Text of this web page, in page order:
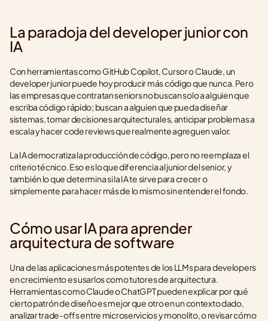
La paradoja del developer junior con
IA
Con herramientas como GitHub Copilot, Cursor o Claude, un
developer junior puede hoy producir más código que nunca. Pero
las empresas que contratan seniors no buscan solo a alguien que
escriba código rápido; buscan a alguien que pueda diseñar
sistemas, tomar decisiones arquitecturales, anticipar problemas a
escala y hacer code reviews que realmente agreguen valor.
La IA democratiza la producción de código, pero no reemplaza el
criterio técnico. Eso es lo que diferencia al junior del senior, y
también lo que determina si la IA te sirve para crecer o
simplemente para hacer más de lo mismo sin entender el fondo.
Cómo usar IA para aprender
arquitectura de software
Una de las aplicaciones más potentes de los LLMs para developers
en crecimiento es usarlos como tutores de arquitectura.
Herramientas como Claude o ChatGPT pueden explicar por qué
cierto patrón de diseño es mejor que otro en un contexto dado,
analizar trade-offs entre microservicios y monolito, o revisar cómo